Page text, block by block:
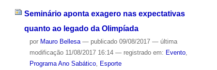
Seminário aponta exagero nas expectativas
quanto ao legado da Olimpíada
por Mauro Bellesa — publicado09/08/2017 — última
modificação11/08/2017 16:14 — registrado em: Evento,
Programa Ano Sabático, Esporte